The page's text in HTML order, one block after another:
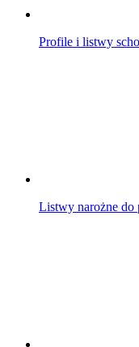
Profile i listwy
Listwy narożne do